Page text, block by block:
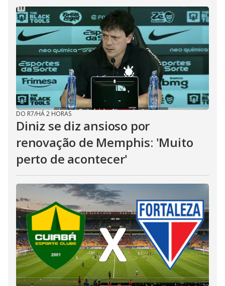
DO R7/HÁ 2 HORAS
Diniz se diz ansioso por
renovação de Memphis: 'Muito
perto de acontecer'